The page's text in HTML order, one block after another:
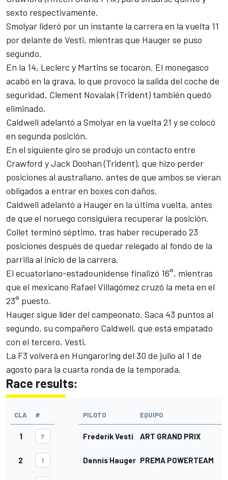
sexto respectivamente.
Smolyar lideró por un instante la carrera en la vuelta 11
por delante de Vesti, mientras que Hauger se puso
segundo.
En la 14, Leclerc y Martins se tocaron. El monegasco
acabó en la grava, lo que provocó la salida del coche de
seguridad. Clement Novalak (Trident) también quedó
eliminado.
Caldwell adelantó a Smolyar en la vuelta 21 y se colocó
en segunda posición.
En el siguiente giro se produjo un contacto entre
Crawford y Jack Doohan (Trident), que hizo perder
posiciones al australiano, antes de que ambos se vieran
obligados a entrar en boxes con daños.
Caldwell adelantó a Hauger en la última vuelta, antes
de que el noruego consiguiera recuperar la posición.
Collet terminó séptimo, tras haber recuperado 23
posiciones después de quedar relegado al fondo de la
parrilla al inicio de la carrera.
El ecuatoriano-estadounidense finalizó 16°, mientras
que el mexicano Rafael Villagómez cruzó la meta en el
23° puesto.
Hauger sigue líder del campeonato. Saca 43 puntos al
segundo, su compañero Caldwell, que está empatado
con el tercero, Vesti.
La F3 volverá en Hungaroring del 30 de julio al 1 de
agosto para la cuarta ronda de la temporada.
Race results:
CLA # PILOTO EQUIPO
1 7 Frederik Vesti ART GRAND PRIX
2 1 Dennis Hauger PREMA POWERTEAM